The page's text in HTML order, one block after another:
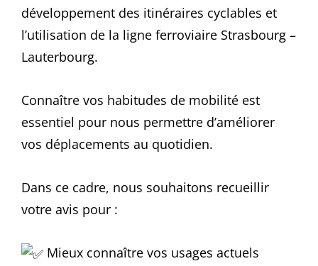
développement des itinéraires cyclables et
l’utilisation de la ligne ferroviaire Strasbourg –
Lauterbourg.
Connaître vos habitudes de mobilité est
essentiel pour nous permettre d’améliorer
vos déplacements au quotidien.
Dans ce cadre, nous souhaitons recueillir
votre avis pour :
Mieux connaître vos usages actuels